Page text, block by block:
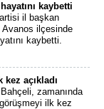
kaybetti
il başkan
Avanos ilçesinde
kaybetti.
açıkladı
zamanında
ilk kez